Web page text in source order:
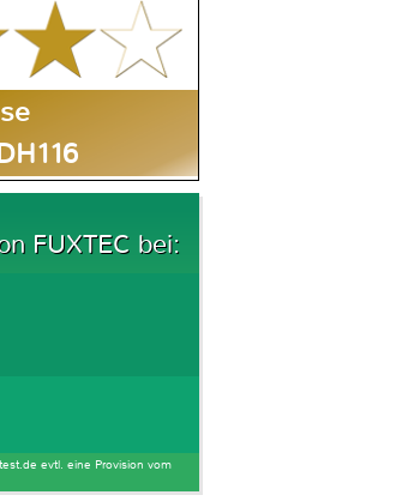
FUXTEC bei:
evtl. eine Provision vom